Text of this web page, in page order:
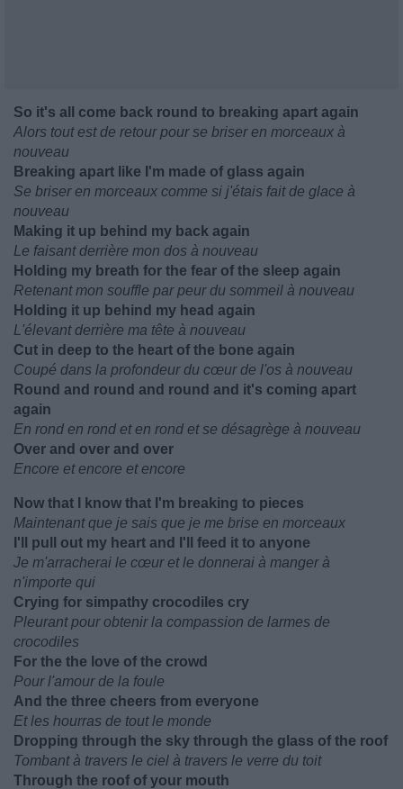
So it's all come back round to breaking apart again
Alors tout est de retour pour se briser en morceaux à
nouveau
Breaking apart like I'm made of glass again
Se briser en morceaux comme si j'étais fait de glace à
nouveau
Making it up behind my back again
Le faisant derrière mon dos à nouveau
Holding my breath for the fear of the sleep again
Retenant mon souffle par peur du sommeil à nouveau
Holding it up behind my head again
L'élevant derrière ma tête à nouveau
Cut in deep to the heart of the bone again
Coupé dans la profondeur du cœur de l'os à nouveau
Round and round and round and it's coming apart
again
En rond en rond et en rond et se désagrège à nouveau
Over and over and over
Encore et encore et encore
Now that I know that I'm breaking to pieces
Maintenant que je sais que je me brise en morceaux
I'll pull out my heart and I'll feed it to anyone
Je m'arracherai le cœur et le donnerai à manger à
n'importe qui
Crying for simpathy crocodiles cry
Pleurant pour obtenir la compassion de larmes de
crocodiles
For the the love of the crowd
Pour l'amour de la foule
And the three cheers from everyone
Et les hourras de tout le monde
Dropping through the sky through the glass of the roof
Tombant à travers le ciel à travers le verre du toit
Through the roof of your mouth